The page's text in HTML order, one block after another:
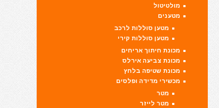
מולטיטול
מטענים
מטען סוללות לרכב
מטען סוללות קירי
מכונת חיתוך אריחים
מכונת צביעה אירלס
מכונת שטיפה בלחץ
מכשירי מדידה ופלסים
מטר
מטר לייזר